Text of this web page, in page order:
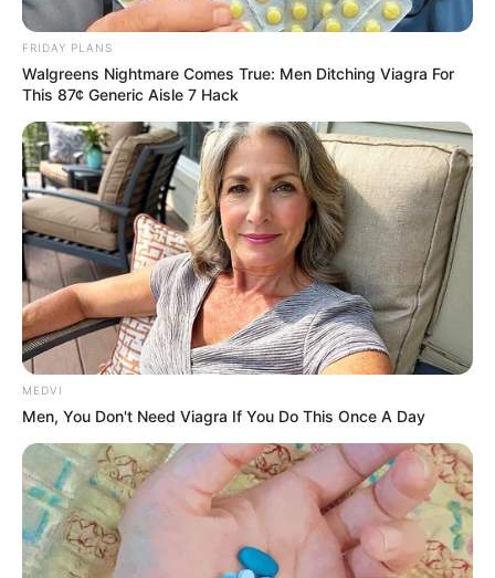
Chez les avocats, Florent confirme à Muriel,
après son mariage avec Boris, que les
arguments d’Eve peuvent tenir juridiquement. Il
lui conseille de s’armer de patience : la
procédure risque d’être longue et éprouvante.
Muriel accuse le coup.
FRIDAY PLANS
Walgreens Nightmare Comes True: Men Ditching Viagra For
This 87¢ Generic Aisle 7 Hack
MEDVI
Men, You Don't Need Viagra If You Do This Once A Day